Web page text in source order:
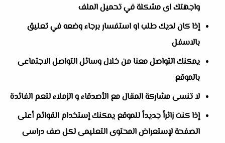
واجهتك اى مشكلة في تحميل الملف
إذا كان لديك طلب او استفسار برجاء وضعه في تعليق
بالاسفل
يمكنك التواصل معنا من خلال وسائل التواصل الاجتماعى
بالموقع
لا تنسى مشاركة المقال مع الأصدقاء و الزملاء لتعم الفائدة
إذا كنت زائراً جديداً للموقع يمكنك إستخدام القوائم أعلى
الصفحة لإستعراض المحتوى التعليمى لكل صف دراسى